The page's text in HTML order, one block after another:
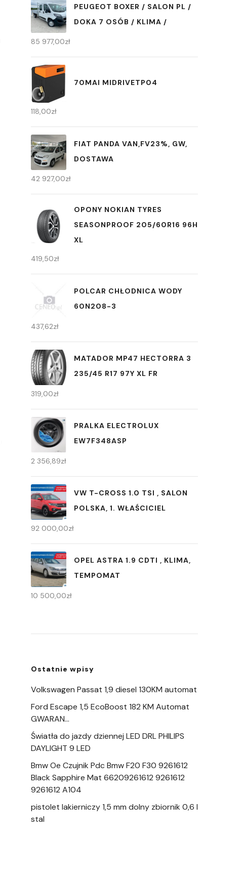
PEUGEOT BOXER / SALON PL /
DOKA 7 OSÓB / KLIMA /
85 977,00zł
70MAI MIDRIVETP04
118,00zł
FIAT PANDA VAN,FV23%, GW,
DOSTAWA
42 927,00zł
OPONY NOKIAN TYRES
SEASONPROOF 205/60R16 96H
XL
419,50zł
POLCAR CHŁODNICA WODY
60N208-3
437,62zł
MATADOR MP47 HECTORRA 3
235/45 R17 97Y XL FR
319,00zł
PRALKA ELECTROLUX
EW7F348ASP
2 356,89zł
VW T-CROSS 1.0 TSI , SALON
POLSKA, 1. WŁAŚCICIEL
92 000,00zł
OPEL ASTRA 1.9 CDTI , KLIMA,
TEMPOMAT
10 500,00zł
Ostatnie wpisy
Volkswagen Passat 1,9 diesel 130KM automat
Ford Escape 1,5 EcoBoost 182 KM Automat
GWARAN…
Światła do jazdy dziennej LED DRL PHILIPS
DAYLIGHT 9 LED
Bmw Oe Czujnik Pdc Bmw F20 F30 9261612
Black Sapphire Mat 66209261612 9261612
9261612 A104
pistolet lakierniczy 1,5 mm dolny zbiornik 0,6 l
stal